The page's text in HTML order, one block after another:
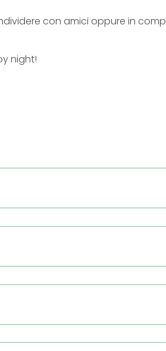
con amici oppure in
night!